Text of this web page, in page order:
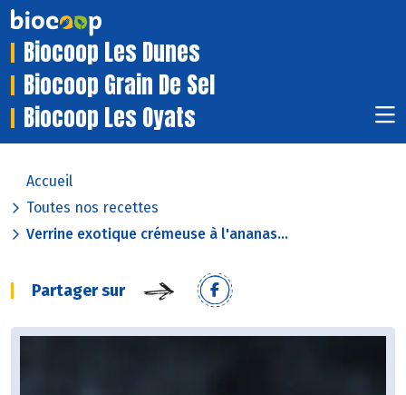
Biocoop Les Dunes
Biocoop Grain De Sel
Biocoop Les Oyats
Accueil
Toutes nos recettes
Verrine exotique crémeuse à l'ananas...
Partager sur